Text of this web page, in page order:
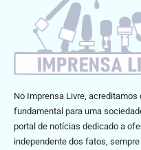
No Imprensa Livre,
fundamental para uma
portal de notícias dedicado a
independente dos fatos,